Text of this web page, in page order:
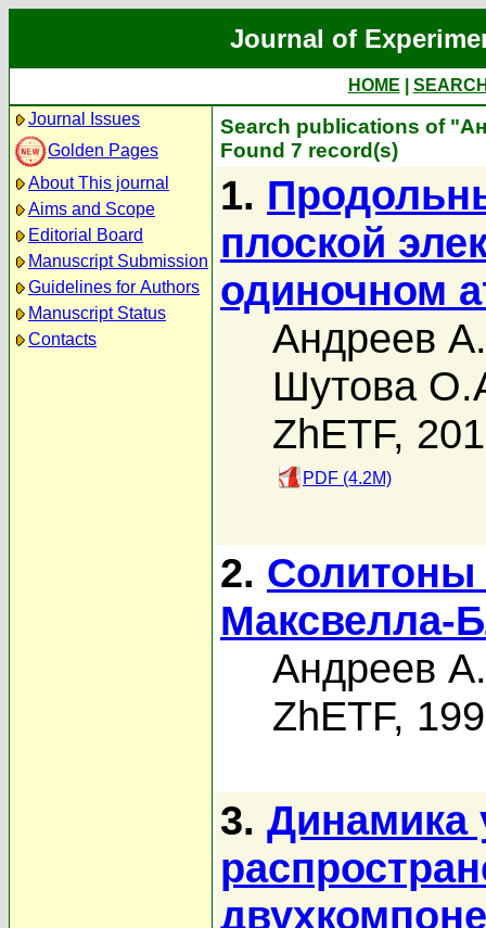
Journal of
HOME
Journal Issues
Golden Pages
About This journal
Aims and Scope
Editorial Board
Manuscript Submission
Guidelines for Authors
Manuscript Status
Contacts
Search publications of
Found 7 record(s)
1.
плоской
одиночном
Андреев
Шутова
ZhETF,
PDF (4.2M)
2. Солитоны
Максвелла-
Андреев
ZhETF,
3. Динамика